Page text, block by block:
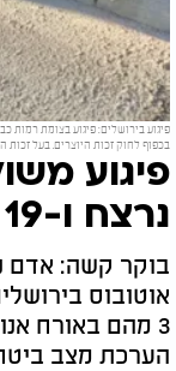
בכפוף לחוק זכות היוצרים. בעל
פיגוע
נרצח ו-19 נפצעו
בוקר קשה: אדם
3 מהם באורח
הערכת מצב